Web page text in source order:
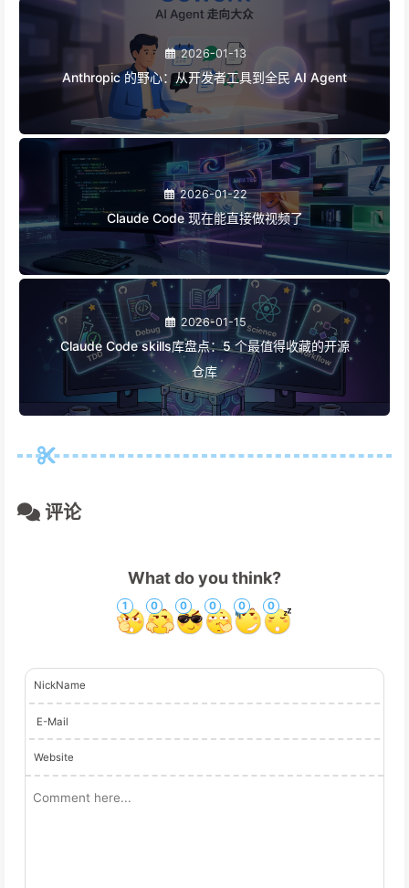
2026-01-13
Anthropic 的野心：从开发者工具到全民 AI Agent
2026-01-22
Claude Code 现在能直接做视频了
2026-01-15
Claude Code skills库盘点：5 个最值得收藏的开源
仓库
评论
What do you think?
1 0 0 0 0 0
NickName
E-Mail
Website